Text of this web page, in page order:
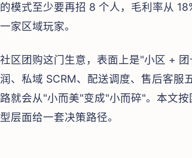
的模式至少要再招 8 个人，毛利率从
一家区域玩家。
社区团购这门生意，表面上是"小区 +
润、私域 SCRM、配送调度、售后客服
路就会从"小而美"变成"小而碎"。本文
型层面给一套决策路径。